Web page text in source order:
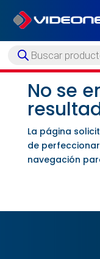
Búsqueda
de
No se
La página
de
navegación